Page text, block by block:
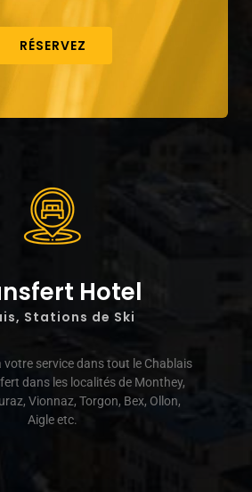
RÉSERVEZ
Hotel
Stations de Ski
votre service dans tout le Chablais
dans les localités de Monthey,
Vionnaz, Torgon, Bex, Ollon,
Aigle etc.